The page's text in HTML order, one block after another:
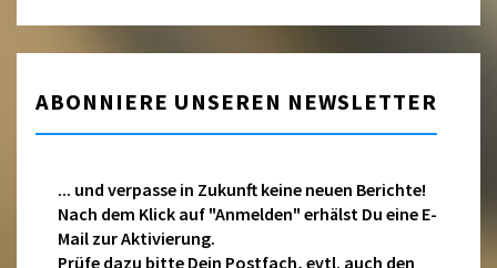
ABONNIERE UNSEREN NEWSLETTER
... und verpasse in Zukunft keine neuen Berichte!
Nach dem Klick auf "Anmelden" erhälst Du eine E-
Mail zur Aktivierung.
Prüfe dazu bitte Dein Postfach, evtl. auch den